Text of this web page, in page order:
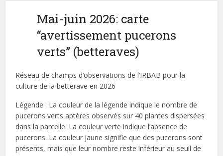
Mai-juin 2026: carte
“avertissement pucerons
verts” (betteraves)
Réseau de champs d’observations de l’IRBAB pour la
culture de la betterave en 2026
Légende : La couleur de la légende indique le nombre de
pucerons verts aptères observés sur 40 plantes dispersées
dans la parcelle. La couleur verte indique l’absence de
pucerons. La couleur jaune signifie que des pucerons sont
présents, mais que leur nombre reste inférieur au seuil de